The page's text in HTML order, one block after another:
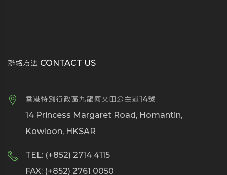
聯絡方法 CONTACT US
香港特別行政區九龍何文田公主道14號
14 Princess Margaret Road, Homantin,
Kowloon, HKSAR
TEL: (+852) 2714 4115
FAX: (+852) 2761 0050